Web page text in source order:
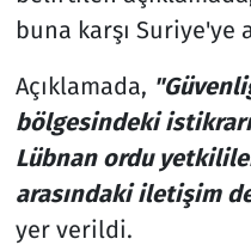
buna karşı Suriye'ye
Açıklamada,
bölgesindeki
Lübnan ordu
arasındaki iletişim
yer verildi.